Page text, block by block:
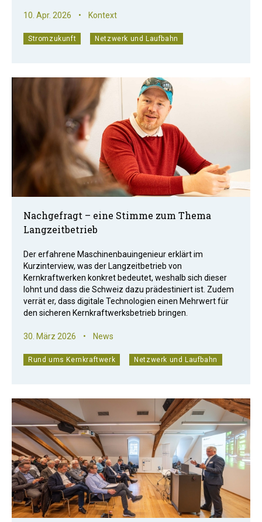
10. Apr. 2026 • Kontext
Stromzukunft Netzwerk und Laufbahn
Nachgefragt – eine Stimme zum Thema
Langzeitbetrieb
Der erfahrene Maschinenbauingenieur erklärt im
Kurzinterview, was der Langzeitbetrieb von
Kernkraftwerken konkret bedeutet, weshalb sich dieser
lohnt und dass die Schweiz dazu prädestiniert ist. Zudem
verrät er, dass digitale Technologien einen Mehrwert für
den sicheren Kernkraftwerksbetrieb bringen.
30. März 2026 • News
Rund ums Kernkraftwerk Netzwerk und Laufbahn